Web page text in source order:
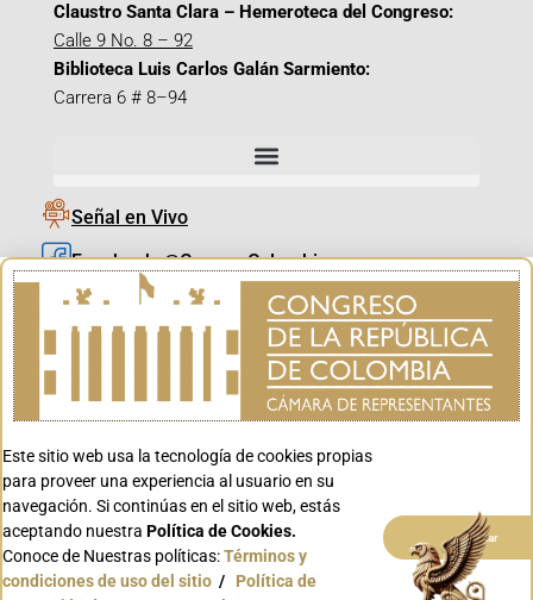
Claustro Santa Clara – Hemeroteca del Congreso:
Calle 9 No. 8 – 92
Biblioteca Luis Carlos Galán Sarmiento:
Carrera 6 # 8–94
Señal en Vivo
Facebook_@CamaraColombia
Instagram_@CamaraColombia
X_@CamaraColombia
Youtube_@CamaraColombia
Youtube_@CanalCongreso
Conoce GOV.CO
Este sitio web usa la tecnología de cookies propias
para proveer una experiencia al usuario en su
navegación. Si continúas en el sitio web, estás
aceptando nuestra Política de Cookies.
Conoce de Nuestras políticas:Términos y
condiciones de uso del sitio / Política de
Aceptar